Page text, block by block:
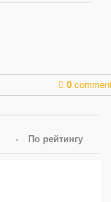
0
По рейтингу